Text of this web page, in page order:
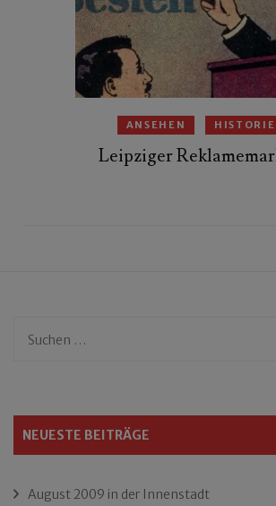
ANSEHEN HISTORIE
Leipziger
Suchen
NEUESTE BEITRÄGE
August 2009 in der Innenstadt